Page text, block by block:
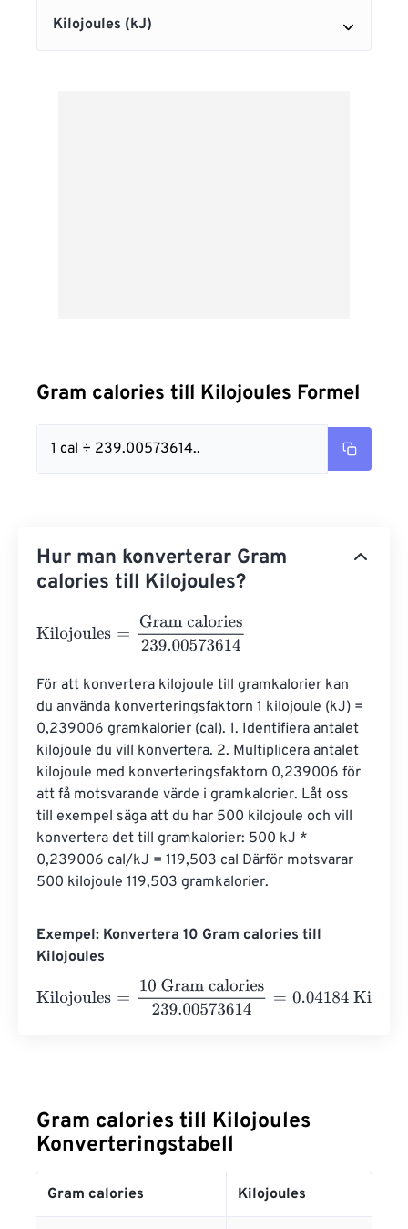
Gram calories till Kilojoules Formel
1 cal ÷ 239.00573614..
Hur man konverterar Gram
calories till Kilojoules?
Kilojoules Gram calories239.00573614
För att konvertera kilojoule till gramkalorier kan
du använda konverteringsfaktorn 1 kilojoule (kJ) =
0,239006 gramkalorier (cal). 1. Identifiera antalet
kilojoule du vill konvertera. 2. Multiplicera antalet
kilojoule med konverteringsfaktorn 0,239006 för
att få motsvarande värde i gramkalorier. Låt oss
till exempel säga att du har 500 kilojoule och vill
konvertera det till gramkalorier: 500 kJ *
0,239006 cal/kJ = 119,503 cal Därför motsvarar
500 kilojoule 119,503 gramkalorier.
Exempel: Konvertera 10 Gram calories till
Kilojoules
Kilojoules
10 Gram calories239.00573614 =0.04184
Gram calories till Kilojoules
Konverteringstabell
Gram calories Kilojoules